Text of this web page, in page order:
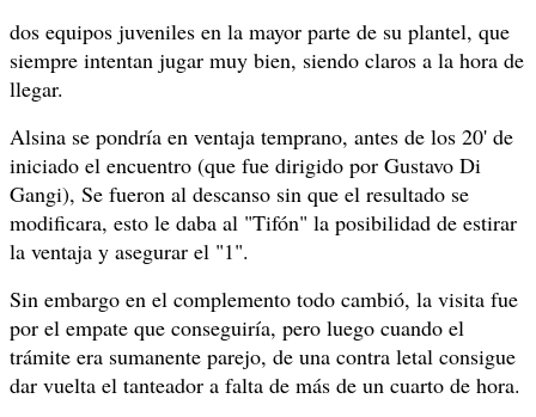
dos equipos juveniles en la mayor parte de su plantel, que
siempre intentan jugar muy bien, siendo claros a la hora de
llegar.
Alsina se pondría en ventaja temprano, antes de los 20' de
iniciado el encuentro (que fue dirigido por Gustavo Di
Gangi), Se fueron al descanso sin que el resultado se
modificara, esto le daba al "Tifón" la posibilidad de estirar
la ventaja y asegurar el "1".
Sin embargo en el complemento todo cambió, la visita fue
por el empate que conseguiría, pero luego cuando el
trámite era sumanente parejo, de una contra letal consigue
dar vuelta el tanteador a falta de más de un cuarto de hora.